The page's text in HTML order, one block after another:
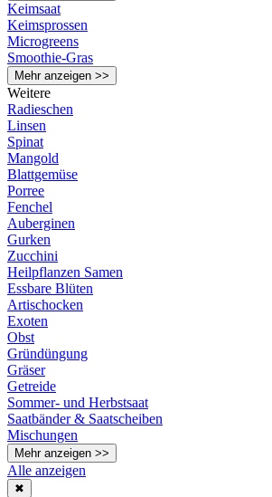
Keimsaat
Keimsprossen
Microgreens
Smoothie-Gras
Mehr anzeigen >>
Weitere
Radieschen
Linsen
Spinat
Mangold
Blattgemüse
Porree
Fenchel
Auberginen
Gurken
Zucchini
Heilpflanzen Samen
Essbare Blüten
Artischocken
Exoten
Obst
Gründüngung
Gräser
Getreide
Sommer- und Herbstsaat
Saatbänder & Saatscheiben
Mischungen
Mehr anzeigen >>
Alle anzeigen
✖